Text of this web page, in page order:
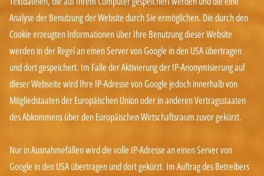
Analyse der Benutzung der Website durch Sie ermöglichen. Die durch den
Cookie erzeugten Informationen über Ihre Benutzung dieser Website
werden in der Regel an einen Server von Google in den USA übertragen
und dort gespeichert. Im Falle der Aktivierung der IP-Anonymisierung auf
dieser Webseite wird Ihre IP-Adresse von Google jedoch innerhalb von
Mitgliedstaaten der Europäischen Union oder in anderen Vertragsstaaten
des Abkommens über den Europäischen Wirtschaftsraum zuvor gekürzt.
Nur in Ausnahmefällen wird die volle IP-Adresse an einen Server von
Google in den USA übertragen und dort gekürzt. Im Auftrag des Betreibers